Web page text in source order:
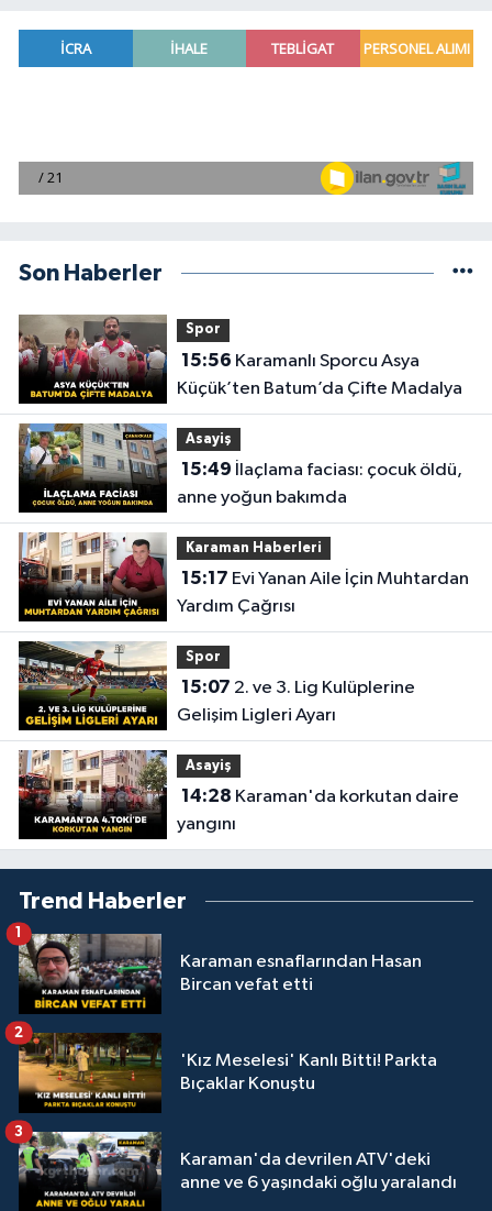
Son Haberler
Spor
15:56
Küçük’ten Batum’da Çifte Madalya
Asayiş
15:49
anne yoğun bakımda
Karaman Haberleri
15:17
Yardım Çağrısı
Spor
15:07
Gelişim Ligleri Ayarı
Asayiş
14:28
yangını
Trend Haberler
Karaman esnaflarından Hasan
Bircan vefat etti
1
'Kız Meselesi' Kanlı Bitti! Parkta
Bıçaklar Konuştu
2
Karaman'da devrilen ATV'deki
anne ve 6 yaşındaki oğlu yaralandı
3